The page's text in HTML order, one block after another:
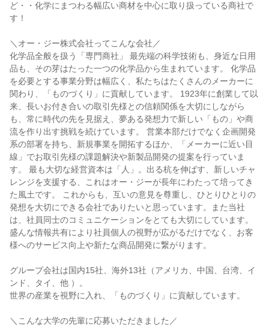
ど・・化学にまつわる幅広い商材を中心に取り扱っている商社で
す！
＼オー・ジー株式会社ってこんな会社／
化学品全般を扱う「専門商社」 最先端の科学技術も、身近な日用
品も、その芽はたった一つの化学品から生まれています。 化学品
を必要とする事業分野は幅広く、私たちはたくさんのメーカーに
関わり、「ものづくり」に貢献しています。 1923年に創業して以
来、長いお付き合いの取引先様との信頼関係を大切にしながら
も、常に時代の先を見据え、夢ある発想力で新しい「もの」や商
流を作り出す挑戦を続けています。 営業本部だけでなく企画開発
系の部署を持ち、新規事業を開拓するほか、「メーカーに近い目
線」でお取引先様の課題解決や新製品開発の提案を行っていま
す。 最も大切な経営資本は「人」。出る杭を伸ばす、新しいチャ
レンジを支援する、これはオー・ジーが長年にわたって培ってき
た風土です。 これからも、互いの意見を尊重し、ひとりひとりの
発想を大切にできる会社でありたいと思っています。また当社
は、社員同士のコミュニケーションをとても大切にしています。
盛んな情報共有により社員個人の視野が広がるだけでなく、お客
様へのサービス向上や新たな商品開発に繋がります。
グループ会社は国内15社、海外13社（アメリカ、中国、台湾、イ
ンド、タイ、他 ）。
世界の産業を視野に入れ、「ものづくり」に貢献しています。
＼こんな大学の先輩に応募いただきました／